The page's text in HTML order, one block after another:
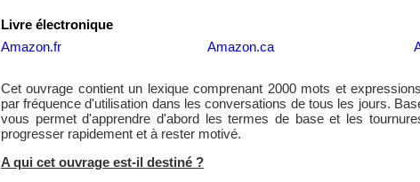
Livre électronique
Amazon.fr
Amazon.ca
Cet ouvrage contient un lexique comprenant 2000 mots et
par fréquence d'utilisation dans les conversations de tous les jours.
vous permet d'apprendre d'abord les termes de base et les
progresser rapidement et à rester motivé.
A qui cet ouvrage est-il destiné ?